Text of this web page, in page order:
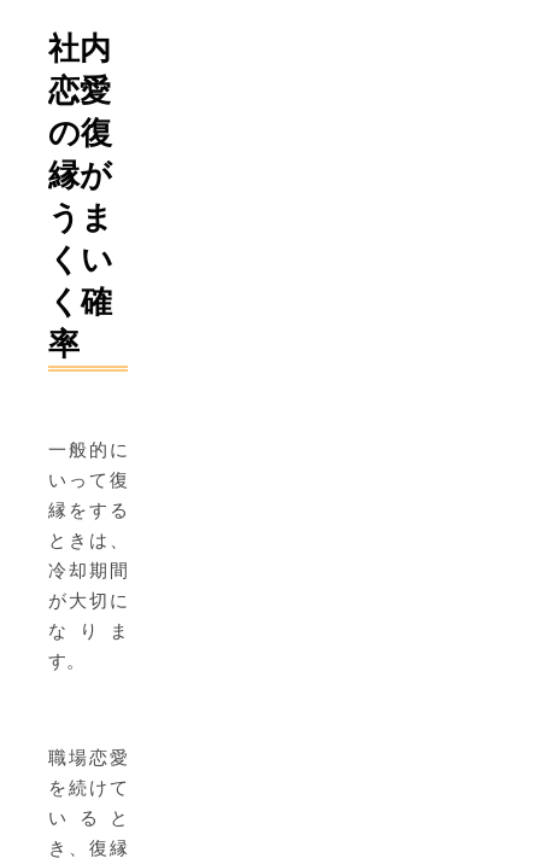
社内
恋愛
の復
縁が
うま
くい
く確
率
一般的に
いって復
縁をする
ときは、
冷却期間
が大切に
なりま
す。
職場恋愛
を続けて
いると
き、復縁